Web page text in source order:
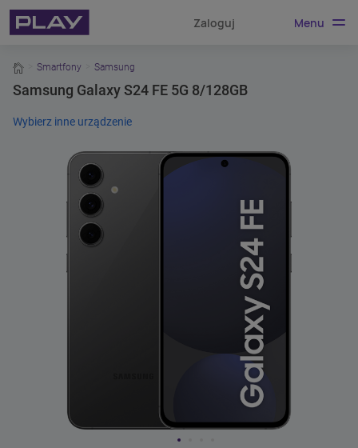
Zaloguj Menu
home
Smartfony Samsung
Samsung Galaxy S24 FE 5G 8/128GB
Wybierz inne urządzenie